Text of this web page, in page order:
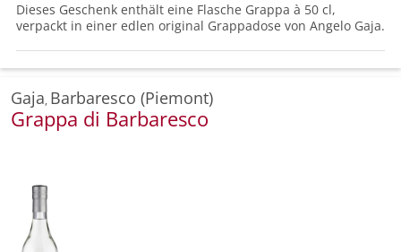
Dieses Geschenk enthält eine Flasche Grappa à 50 cl,
verpackt in einer edlen original Grappadose von Angelo Gaja.
Gaja, Barbaresco (Piemont)
Grappa di Barbaresco